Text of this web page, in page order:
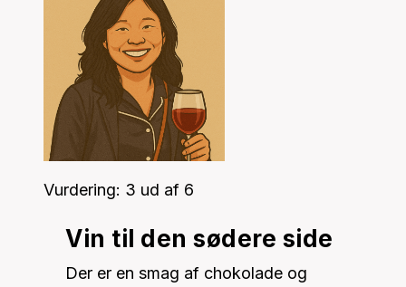
Vurdering: 3 ud af 6
Vin til den sødere side
Der er en smag af chokolade og